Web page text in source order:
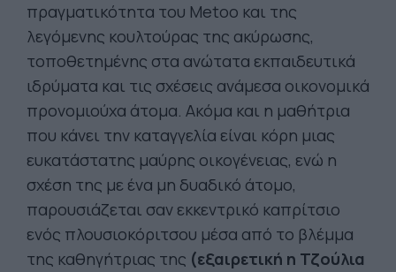
πραγματικότητα του Metoo και της
λεγόμενης κουλτούρας της ακύρωσης,
τοποθετημένης στα ανώτατα εκπαιδευτικά
ιδρύματα και τις σχέσεις ανάμεσα οικονομικά
προνομιούχα άτομα. Ακόμα και η μαθήτρια
που κάνει την καταγγελία είναι κόρη μιας
ευκατάστατης μαύρης οικογένειας, ενώ η
σχέση της με ένα μη δυαδικό άτομο,
παρουσιάζεται σαν εκκεντρικό καπρίτσιο
ενός πλουσιοκόριτσου μέσα από το βλέμμα
της καθηγήτριας της (εξαιρετική η Τζούλια